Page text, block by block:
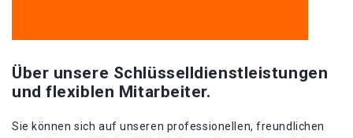
Über unsere Schlüsselldienstleistungen
und flexiblen Mitarbeiter.
Sie können sich auf unseren professionellen, freundlichen